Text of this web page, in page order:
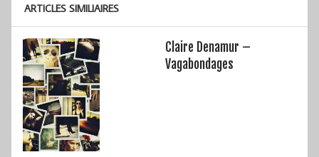
ARTICLES SIMILIAIRES
Claire Denamur –
Vagabondages